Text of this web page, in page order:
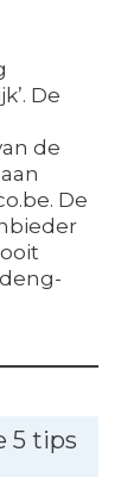
De
de
De
5 tips